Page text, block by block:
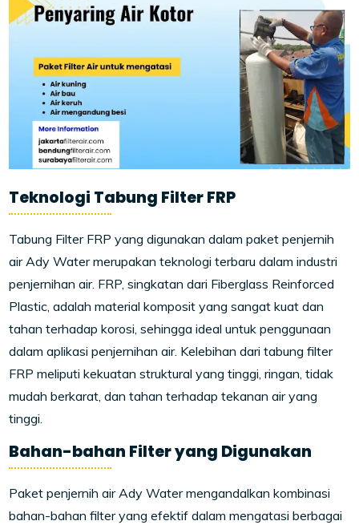
Teknologi Tabung Filter FRP
Tabung Filter FRP yang digunakan dalam paket penjernih
air Ady Water merupakan teknologi terbaru dalam industri
penjernihan air. FRP, singkatan dari Fiberglass Reinforced
Plastic, adalah material komposit yang sangat kuat dan
tahan terhadap korosi, sehingga ideal untuk penggunaan
dalam aplikasi penjernihan air. Kelebihan dari tabung filter
FRP meliputi kekuatan struktural yang tinggi, ringan, tidak
mudah berkarat, dan tahan terhadap tekanan air yang
tinggi.
Bahan-bahan Filter yang Digunakan
Paket penjernih air Ady Water mengandalkan kombinasi
bahan-bahan filter yang efektif dalam mengatasi berbagai